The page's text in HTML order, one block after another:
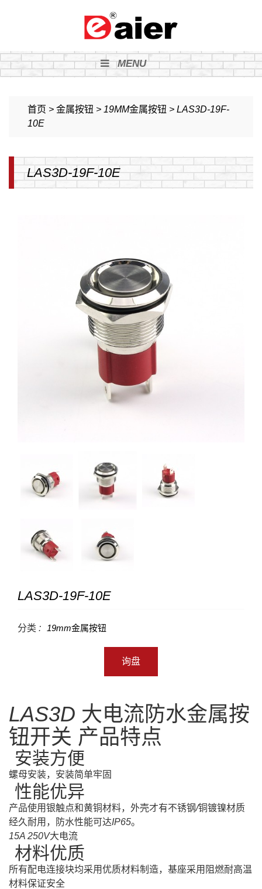
MENU
首页 > 金属按钮 > 19MM金属按钮 > LAS3D-19F-
10E
LAS3D-19F-10E
LAS3D-19F-10E
分类 : 19mm金属按钮
询盘
LAS3D 大电流防水金属按
钮开关 产品特点
·安装方便
螺母安装，安装简单牢固
·性能优异
产品使用银触点和黄铜材料，外壳才有不锈钢/铜镀镍材质
经久耐用，防水性能可达IP65。
15A 250V大电流
·材料优质
所有配电连接块均采用优质材料制造，基座采用阻燃耐高温
材料保证安全